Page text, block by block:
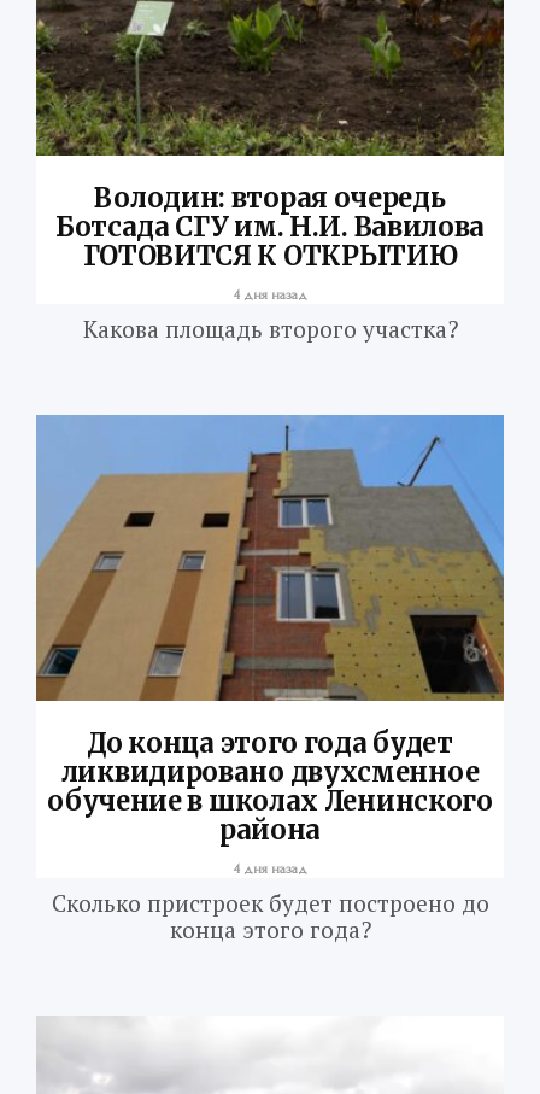
Володин: вторая очередь
Ботсада СГУ им. Н.И. Вавилова
ГОТОВИТСЯ К ОТКРЫТИЮ
4 дня назад
Какова площадь второго участка?
До конца этого года будет
ликвидировано двухсменное
обучение в школах Ленинского
района
4 дня назад
Сколько пристроек будет построено до
конца этого года?